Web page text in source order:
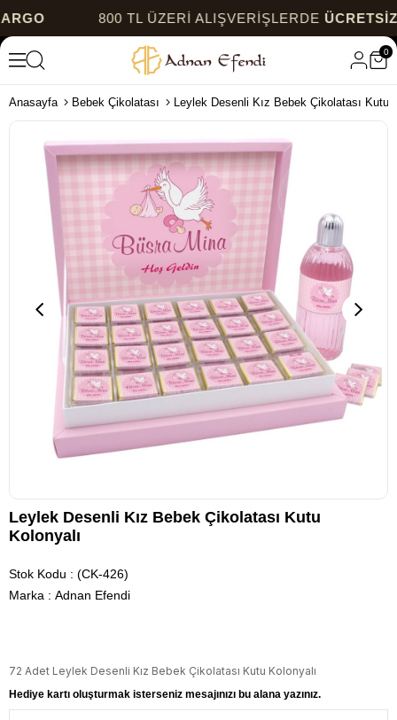
800 TL ÜZERİ ALIŞVERİŞLERDEÜCRETSİZ
0
Anasayfa Bebek Çikolatası Leylek Desenli Kız Bebek Çikolatası Kutu
Leylek Desenli Kız Bebek Çikolatası Kutu
Kolonyalı
Stok Kodu
(CK-426)
Marka : Adnan Efendi
72 Adet Leylek Desenli Kız Bebek Çikolatası Kutu Kolonyalı
Hediye kartı oluşturmak isterseniz mesajınızı bu alana yazınız.